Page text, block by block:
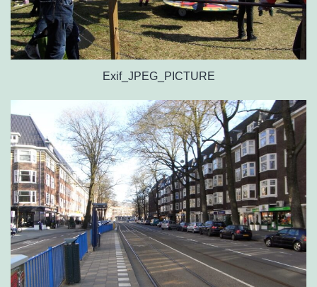
Exif_JPEG_PICTURE